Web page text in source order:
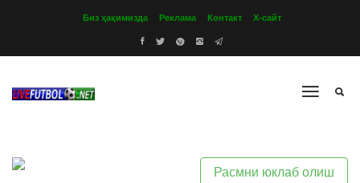
Биз ҳақимизда Реклама Контакт Х-сайт
Расмни юклаб олиш